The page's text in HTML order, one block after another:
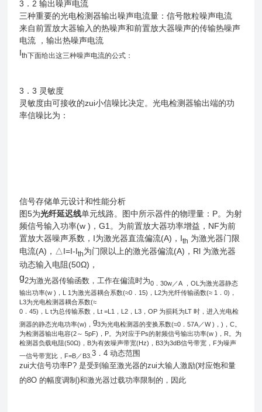
3．2 输出噪声电流
三种重要的光电检测器输出噪声电流量：信号散粒噪声电流
来自前置放大器输入的热噪声和前置放大器噪声的传输热噪声
电流 ，输出热噪声电流
Ith下面给出这三种噪声电流的公式：
3．3 灵敏度
灵敏度由可接收的zui小信噪比决定。光电检测器输出端的功
率信噪比为：
信号存储单元设计和性能分析
图5为光纤延迟线单元线路。图中所示器件的物理量：P。为射
频信号输入功率(w )，G1。为前置放大器功率增益，NF为前
置放大器噪声系数，I为激光器直流偏流(A)，Ith 为激光器门限
电流(A)，△I=I-Ith为门限以上的激光器偏流(A)，Rl 为激光器
动态输入电阻(50Ω)，
g2为激光器传输函数，工作在偏流时为0 ．30w ／A ，OL 为激光器静态
输出功率(w ) ， L 1 为激光器耦合系数(≈0 ． 15) ， L2为光纤传输函数(≈ 1 ．0) ，
L3为光电检测器耦合系数(≈
0 ．45) ， L t为总传输系数， Lt =L1 ， L2 ， L3 ，OP 为损耗为LT时，进入光电检
测器的静态光电功率(w) ，g3为光电检测器的变换系数(≈0 ．57A ／W ) ，) ，C
为检测器输出电容(2～ 5pF) ， P 。为对应于Ps的射频信号输出功率(w ) ， R
。为
检测器负载电阻(50Ω) ， B为有效噪声带宽(Hz) ， B3为3dB信号带宽， F为噪声
一信号带宽比， F=B ／ B3.3．4 动态范围
zui大信号功率P? 是受到输至激光器的zui大输人激励(对应饱和量
的8O 的幅度调制)和激光器过载功率限制的，因此